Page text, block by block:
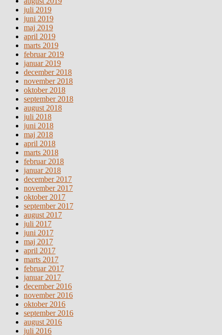
juli 2019
juni 2019
maj 2019
april 2019
marts 2019
februar 2019
januar 2019
december 2018
november 2018
oktober 2018
september 2018
august 2018
juli 2018
juni 2018
maj 2018
april 2018
marts 2018
februar 2018
januar 2018
december 2017
november 2017
oktober 2017
september 2017
august 2017
juli 2017
juni 2017
maj 2017
april 2017
marts 2017
februar 2017
januar 2017
december 2016
november 2016
oktober 2016
september 2016
august 2016
juli 2016